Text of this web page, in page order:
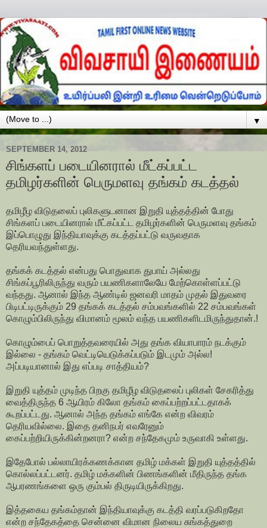
▼
SEPTEMBER 14, 2012
சிங்களப் படையினரால் மீட்கப்பட்ட
தமிழர்களின் பெருமளவு தங்கம் கடத்தல்
தமிழீழ விடுதலைப் புலிகளுடனான இறுதி யுத்தத்தின் போது
சிங்களப் படையினரால் மீட்கப்பட்ட தமிழர்களின் பெருமளவு தங்கம்
இப்பொழுது இந்தியாவுக்கு கடத்தப்பட்டு வருவதாக
தெரியவந்துள்ளது.
தங்கக் கடத்தல் என்பது பொதுவாக துபாய் அல்லது
சிங்கப்பூரிலிருந்து வரும் பயணிகளாலேயே மேற்கொள்ளப்பட்டு
வந்தது. ஆனால் இந்த ஆண்டில் ஜனவரி மாதம் முதல் இதுவரை
பிடிபட்டிருக்கும் 29 தங்கக் கடத்தல் சம்பவங்களில் 22 சம்பவங்கள்
கொழும்பிலிருந்து விமானம் மூலம் வந்த பயணிகளிடமிருந்துதான்.!
கொழும்பைப் பொறுத்தவரையில் அது தங்க வியாபாரம் நடக்கும்
இல்லை - தங்கம் வெட்டியெடுக்கப்படும் இடமும் அல்ல!
அப்படியானால் இது எப்படி சாத்தியம்?
இறுதி யுத்தம் முடிந்த பிறகு தமிழீழ விடுதலைப் புலிகள் சேகரித்து
வைத்திருந்த 6 ஆயிரம் கிலோ தங்கம் கைப்பற்றப்பட்டதாகக்
கூறப்பட்டது. ஆனால் அந்த தங்கம் எங்கே என்ற விவரம்
தெரியவில்லை. இதை தனிநபர் எவரேனும்
கைப்பற்றியிருக்கின்றனரா? என்ற சந்தேகமும் உருவாகி உள்ளது.
இதேபோல் பல்லாயிரக்கணக்கான தமிழ் மக்கள் இறுதி யுத்தத்தில்
கொல்லப்பட்டனர். தமிழ் மக்களின் பிணங்களின் மீதிருந்த தங்க
ஆபரணங்களை ஒரு கும்பல் திருடியிருக்கிறது.
இத்தகைய தங்கம்தான் இந்தியாவுக்கு கடத்தி வரப்படுகிறதோ
என்ற சந்தேகத்தை சென்னை விமான நிலைய சுங்கத்துறை